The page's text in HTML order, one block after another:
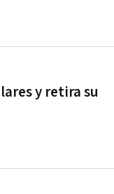
y retira su